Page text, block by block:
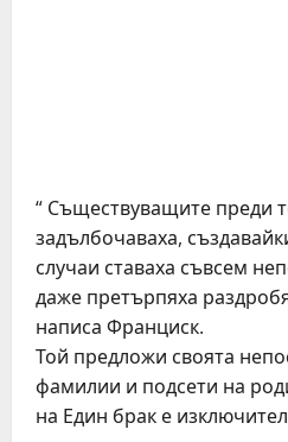
“ Съществуващите преди
задълбочаваха,
случаи ставаха съвсем
даже претърпяха
написа Франциск.
Той предложи своята
фамилии и подсети на
на Един брак е